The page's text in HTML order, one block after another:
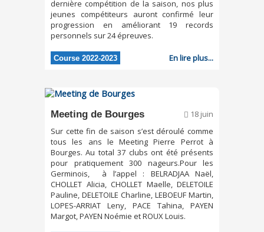
dernière compétition de la saison, nos plus
jeunes compétiteurs auront confirmé leur
progression en améliorant 19 records
personnels sur 24 épreuves.
Course 2022-2023 En lire plus...
Meeting de Bourges
18 juin
Sur cette fin de saison s’est déroulé comme
tous les ans le Meeting Pierre Perrot à
Bourges. Au total 37 clubs ont été présents
pour pratiquement 300 nageurs.Pour les
Germinois, à l’appel : BELRADJAA Naël,
CHOLLET Alicia, CHOLLET Maelle, DELETOILE
Pauline, DELETOILE Charline, LEBOEUF Martin,
LOPES-ARRIAT Leny, PACE Tahina, PAYEN
Margot, PAYEN Noémie et ROUX Louis.